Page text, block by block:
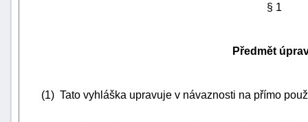
§ 1
Předmět
(1) Tato vyhláška upravuje v návaznosti na přímo